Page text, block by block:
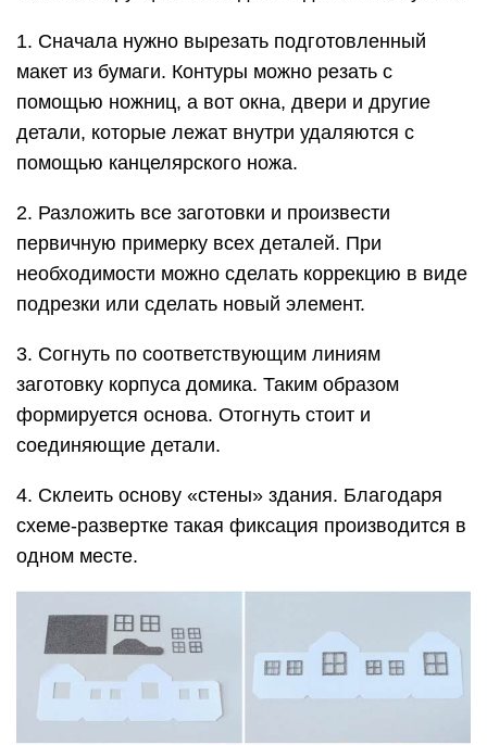
1. Сначала нужно вырезать подготовленный
макет из бумаги. Контуры можно резать с
помощью ножниц, а вот окна, двери и другие
детали, которые лежат внутри удаляются с
помощью канцелярского ножа.
2. Разложить все заготовки и произвести
первичную примерку всех деталей. При
необходимости можно сделать коррекцию в виде
подрезки или сделать новый элемент.
3. Согнуть по соответствующим линиям
заготовку корпуса домика. Таким образом
формируется основа. Отогнуть стоит и
соединяющие детали.
4. Склеить основу «стены» здания. Благодаря
схеме-развертке такая фиксация производится в
одном месте.